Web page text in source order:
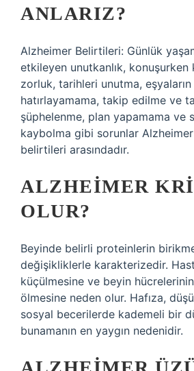
ANLARIZ?
Alzheimer Belirtileri: Günlük
etkileyen unutkanlık, konuşurken
zorluk, tarihleri ​​unutma,
hatırlayamama, takip edilme ve
şüphelenme, plan yapamama ve
kaybolma gibi sorunlar Alzheimer
belirtileri arasındadır.
ALZHEIMER
OLUR?
Beyinde belirli proteinlerin
değişikliklerle karakterizedir.
küçülmesine ve beyin
ölmesine neden olur. Hafıza,
sosyal becerilerde kademeli bir
bunamanın en yaygın nedenidir.